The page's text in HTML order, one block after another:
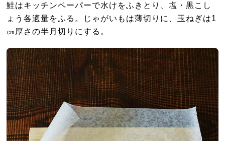
鮭はキッチンペーパーで水けをふきとり、塩・黒こし
ょう各適量をふる。じゃがいもは薄切りに、玉ねぎは1
㎝厚さの半月切りにする。